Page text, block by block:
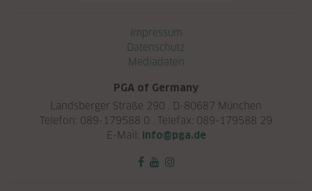
Impressum
Datenschutz
Mediadaten
PGA of Germany
Landsberger Straße 290 . D-80687 München
Telefon: 089-179588 0 . Telefax: 089-179588 29
E-Mail:
info@pga.de